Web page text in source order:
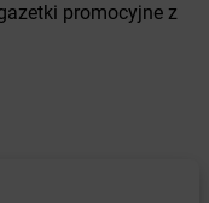
promocyjne z